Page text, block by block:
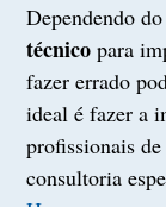
Dependendo
técnicopara
fazer errado
ideal é fazer a
profissionais
consultoria